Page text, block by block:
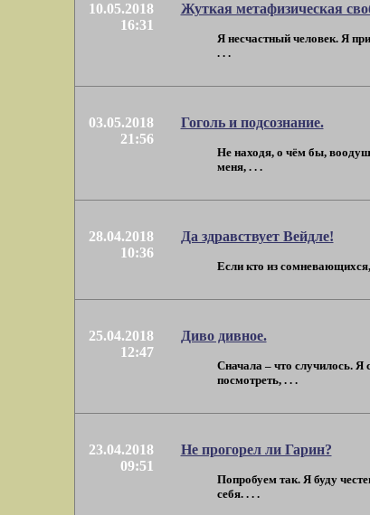
10.05.2018
16:31
Жуткая метафизическая
Я несчастный человек. Я
. . .
03.05.2018
21:56
Гоголь и подсознание.
Не находя, о чём бы,
меня, . . .
28.04.2018
10:36
Да здравствует Вейдле!
Если кто из
25.04.2018
12:47
Диво дивное.
Сначала – что случилось. Я
посмотреть, . . .
23.04.2018
09:51
Не прогорел ли Гарин?
Попробуем так. Я буду
себя. . . .